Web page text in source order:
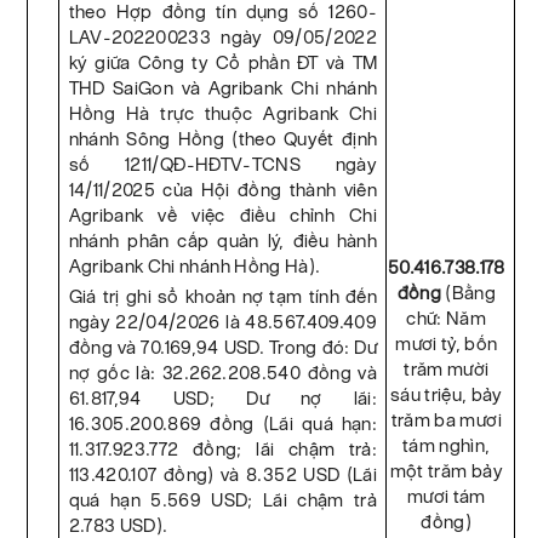
theo Hợp đồng tín dụng số 1260-
LAV-202200233 ngày 09/05/2022
ký giữa Công ty Cổ phần ĐT và TM
THD SaiGon và Agribank Chi nhánh
Hồng Hà trực thuộc Agribank Chi
nhánh Sông Hồng (theo Quyết định
số 1211/QĐ-HĐTV-TCNS ngày
14/11/2025 của Hội đồng thành viên
Agribank về việc điều chỉnh Chi
nhánh phân cấp quản lý, điều hành
Agribank Chi nhánh Hồng Hà).
Giá trị ghi sổ khoản nợ tạm tính đến
ngày 22/04/2026 là 48.567.409.409
đồng và 70.169,94 USD. Trong đó: Dư
nợ gốc là: 32.262.208.540 đồng và
61.817,94 USD; Dư nợ lãi:
16.305.200.869 đồng (Lãi quá hạn:
11.317.923.772 đồng; lãi chậm trả:
113.420.107 đồng) và 8.352 USD (Lãi
quá hạn 5.569 USD; Lãi chậm trả
2.783 USD).
50.416.738.178
đồng (Bằng
chữ: Năm
mươi tỷ, bốn
trăm mười
sáu triệu, bảy
trăm ba mươi
tám nghìn,
một trăm bảy
mươi tám
đồng)